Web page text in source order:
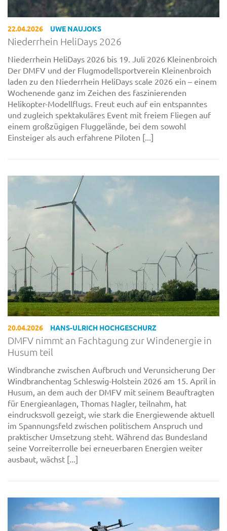
22.04.2026 UWE NAUJOKS
Niederrhein HeliDays 2026
Niederrhein HeliDays 2026 bis 19. Juli 2026 Kleinenbroich
Der DMFV und der Flugmodellsportverein Kleinenbroich
laden zu den Niederrhein HeliDays scale 2026 ein – einem
Wochenende ganz im Zeichen des faszinierenden
Helikopter-Modellflugs. Freut euch auf ein entspanntes
und zugleich spektakuläres Event mit freiem Fliegen auf
einem großzügigen Fluggelände, bei dem sowohl
Einsteiger als auch erfahrene Piloten [...]
20.04.2026 HANS-ULRICH HOCHGESCHURZ
DMFV nimmt an Fachtagung zur Windenergie in
Husum teil
Windbranche zwischen Aufbruch und Verunsicherung Der
Windbranchentag Schleswig-Holstein 2026 am 15. April in
Husum, an dem auch der DMFV mit seinem Beauftragten
für Energieanlagen, Thomas Nagler, teilnahm, hat
eindrucksvoll gezeigt, wie stark die Energiewende aktuell
im Spannungsfeld zwischen politischem Anspruch und
praktischer Umsetzung steht. Während das Bundesland
seine Vorreiterrolle bei erneuerbaren Energien weiter
ausbaut, wächst [...]